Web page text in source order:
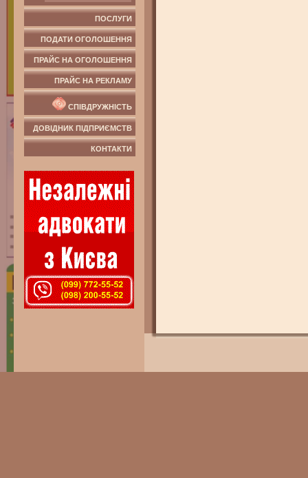
ПОСЛУГИ
ПОДАТИ ОГОЛОШЕННЯ
ПРАЙС НА ОГОЛОШЕННЯ
ПРАЙС НА РЕКЛАМУ
СПІВДРУЖНІСТЬ
ДОВІДНИК ПІДПРИЄМСТВ
КОНТАКТИ